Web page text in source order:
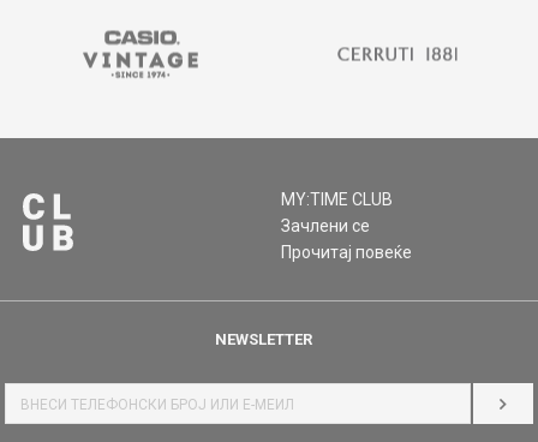
MY:TIME CLUB
Зачлени се
Прочитај повеќе
NEWSLETTER